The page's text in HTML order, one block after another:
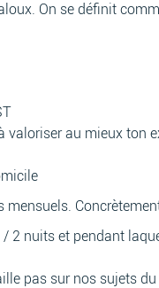
On se définit
valoriser au mieux ton
/ 2 nuits et pendant
pas sur nos sujets